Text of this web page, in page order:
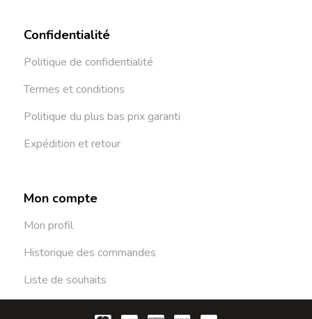
Confidentialité
Politique de confidentialité
Termes et conditions
Politique du plus bas prix garanti
Expédition et retour
Mon compte
Mon profil
Historique des commandes
Liste de souhaits